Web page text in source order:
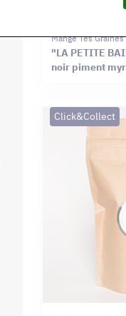
Mange Tes Graines
"LA PETITE
noir piment
Click&Collect